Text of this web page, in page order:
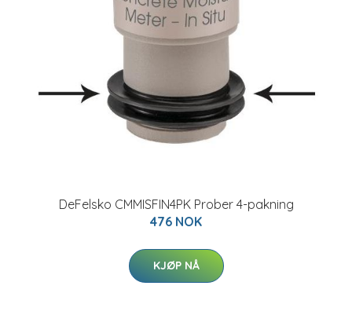
DeFelsko CMMISFIN4PK Prober 4-pakning
476 NOK
KJØP NÅ